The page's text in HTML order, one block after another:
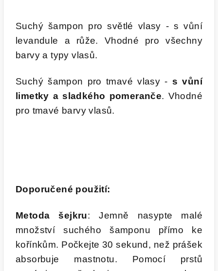
Suchý šampon pro světlé vlasy - s vůní
levandule a růže. Vhodné pro všechny
barvy a typy vlasů.
Suchý šampon pro tmavé vlasy - s vůní
limetky a sladkého pomeranče. Vhodné
pro tmavé barvy vlasů.
Doporučené použití:
Metoda šejkru: Jemně nasypte malé
množství suchého šamponu přímo ke
kořínkům. Počkejte 30 sekund, než prášek
absorbuje mastnotu. Pomocí prstů